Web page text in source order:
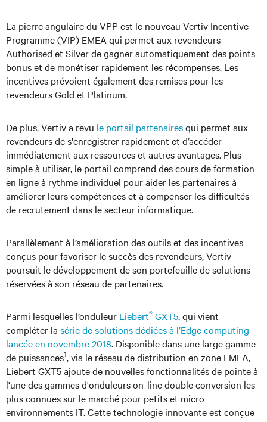
La pierre angulaire du VPP est le nouveau Vertiv Incentive
Programme (VIP) EMEA qui permet aux revendeurs
Authorised et Silver de gagner automatiquement des points
bonus et de monétiser rapidement les récompenses. Les
incentives prévoient également des remises pour les
revendeurs Gold et Platinum.
De plus, Vertiv a revu le portail partenairesqui permet aux
revendeurs de s'enregistrer rapidement et d’accéder
immédiatement aux ressources et autres avantages. Plus
simple à utiliser, le portail comprend des cours de formation
en ligne à rythme individuel pour aider les partenaires à
améliorer leurs compétences et à compenser les difficultés
de recrutement dans le secteur informatique.
Parallèlement à l’amélioration des outils et des incentives
conçus pour favoriser le succès des revendeurs, Vertiv
poursuit le développement de son portefeuille de solutions
réservées à son réseau de partenaires.
Parmi lesquelles l’onduleur Liebert® GXT5, qui vient
compléter la série de solutions dédiées à l’Edge computing
lancée en novembre 2018. Disponible dans une large gamme
de puissances1, via le réseau de distribution en zone EMEA,
Liebert GXT5 ajoute de nouvelles fonctionnalités de pointe à
l'une des gammes d'onduleurs on-line double conversion les
plus connues sur le marché pour petits et micro
environnements IT. Cette technologie innovante est conçue